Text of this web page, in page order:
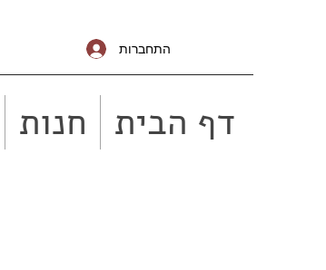
התחברות
דף הבית חנות